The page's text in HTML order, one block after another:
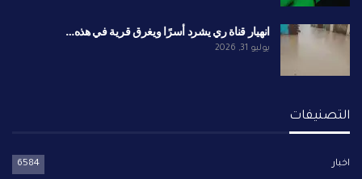
انهيار قناة ري يشرد أسرًا ويغرق قرية في هذه…
يوليو 31, 2026
التصنيفات
اخبار 6584